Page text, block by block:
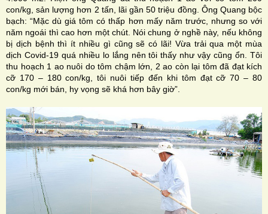
con/kg, sản lượng hơn 2 tấn, lãi gần 50 triệu đồng. Ông Quang bộc
bạch: “Mặc dù giá tôm có thấp hơn mấy năm trước, nhưng so với
năm ngoái thì cao hơn một chút. Nói chung ở nghề này, nếu không
bị dịch bệnh thì ít nhiều gì cũng sẽ có lãi! Vừa trải qua một mùa
dịch Covid-19 quá nhiều lo lắng nên tôi thấy như vậy cũng ổn. Tôi
thu hoạch 1 ao nuôi do tôm chậm lớn, 2 ao còn lại tôm đã đạt kích
cỡ 170 – 180 con/kg, tôi nuôi tiếp đến khi tôm đạt cỡ 70 – 80
con/kg mới bán, hy vọng sẽ khá hơn bây giờ”.